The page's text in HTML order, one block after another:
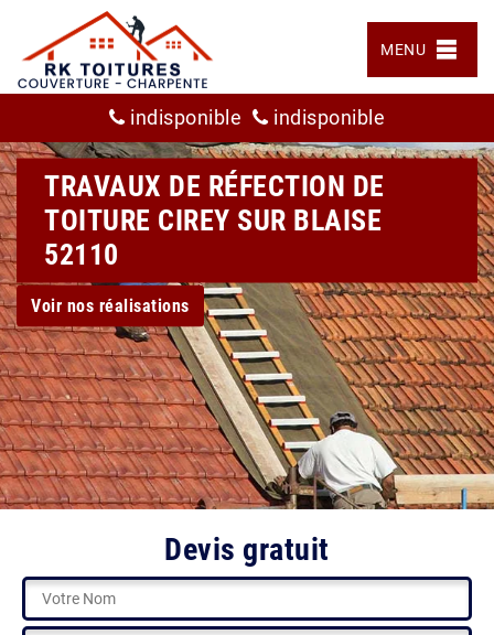
MENU
indisponible indisponible
TRAVAUX DE RÉFECTION DE
TOITURE CIREY SUR BLAISE
52110
Voir nos réalisations
Devis gratuit